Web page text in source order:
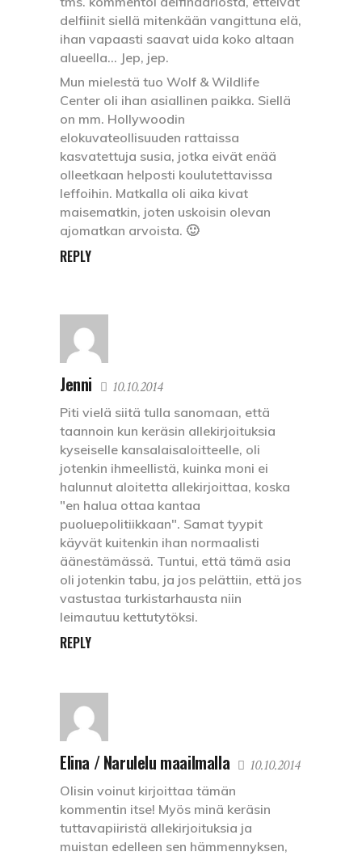
delfiinit siellä mitenkään vangittuna elä,
ihan vapaasti saavat uida koko altaan
alueella… Jep, jep.
Mun mielestä tuo Wolf & Wildlife
Center oli ihan asiallinen paikka. Siellä
on mm. Hollywoodin
elokuvateollisuuden rattaissa
kasvatettuja susia, jotka eivät enää
olleetkaan helposti koulutettavissa
leffoihin. Matkalla oli aika kivat
maisematkin, joten uskoisin olevan
ajomatkan arvoista. 🙂
REPLY
Jenni 10.10.2014
Piti vielä siitä tulla sanomaan, että
taannoin kun keräsin allekirjoituksia
kyseiselle kansalaisaloitteelle, oli
jotenkin ihmeellistä, kuinka moni ei
halunnut aloitetta allekirjoittaa, koska
"en halua ottaa kantaa
puoluepolitiikkaan". Samat tyypit
käyvät kuitenkin ihan normaalisti
äänestämässä. Tuntui, että tämä asia
oli jotenkin tabu, ja jos pelättiin, että jos
vastustaa turkistarhausta niin
leimautuu kettutytöksi.
REPLY
Elina / Narulelu maailmalla 10.10.2014
Olisin voinut kirjoittaa tämän
kommentin itse! Myös minä keräsin
tuttavapiiristä allekirjoituksia ja
muistan edelleen sen hämmennyksen,